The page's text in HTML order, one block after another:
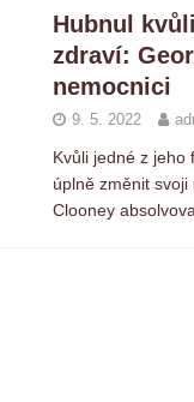
Hubnul
zdraví:
nemocnici
9. 5. 2022
Kvůli jedné z jeho
úplně změnit
Clooney